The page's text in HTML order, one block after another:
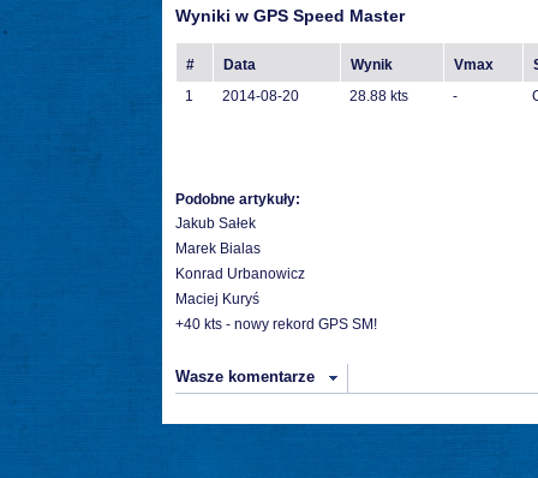
Wyniki w GPS Speed Master
# Data Wynik Vmax
1
2014-08-20 28.88 kts -
Podobne artykuły:
Jakub Sałek
Marek Bialas
Konrad Urbanowicz
Maciej Kuryś
+40 kts - nowy rekord GPS SM!
Wasze komentarze